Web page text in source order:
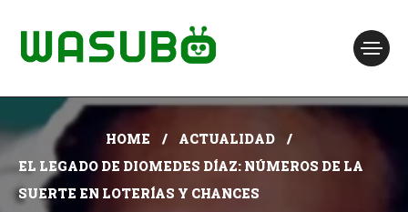
HOME
ACTUALIDAD
EL LEGADO DE DIOMEDES DÍAZ: NÚMEROS DE LA
SUERTE EN LOTERÍAS Y CHANCES